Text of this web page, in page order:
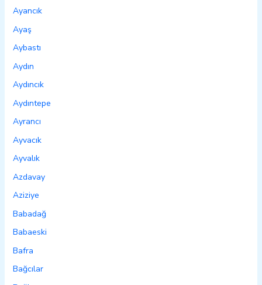
Ayancık
Ayaş
Aybastı
Aydın
Aydıncık
Aydıntepe
Ayrancı
Ayvacık
Ayvalık
Azdavay
Aziziye
Babadağ
Babaeski
Bafra
Bağcılar